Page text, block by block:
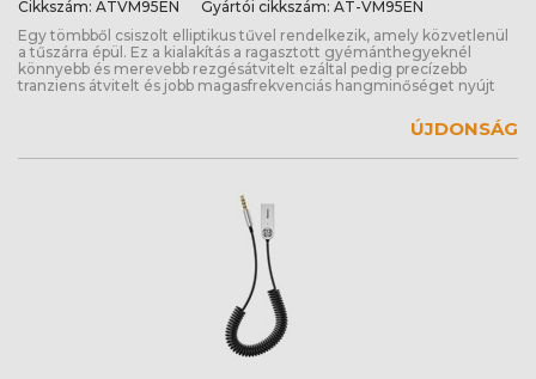
Cikkszám: ATVM95EN Gyártói cikkszám: AT-VM95EN
Egy tömbből csiszolt elliptikus tűvel rendelkezik, amely közvetlenül
a tűszárra épül. Ez a kialakítás a ragasztott gyémánthegyeknél
könnyebb és merevebb rezgésátvitelt ezáltal pedig precízebb
tranziens átvitelt és jobb magasfrekvenciás hangminőséget nyújt
ÚJDONSÁG